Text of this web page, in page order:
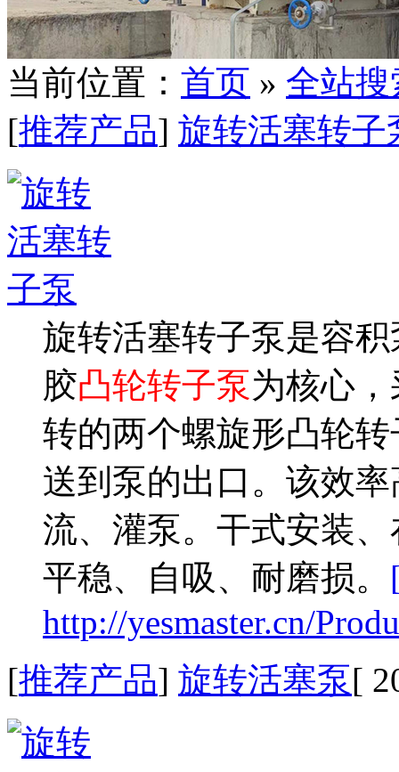
当前位置： 首页 » 全站搜
[推荐产品] 旋转活塞转子
旋转活塞转子泵是容
胶凸轮转子泵为核心
转的两个螺旋形凸轮
送到泵的出口。该效
流、灌泵。干式安装
平稳、自吸、耐磨损。
http://yesmaster.cn/
[推荐产品] 旋转活塞泵[